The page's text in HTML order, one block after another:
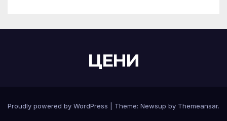
ЦЕНИ
Proudly powered by WordPress Theme: Newsup by Themeansar.